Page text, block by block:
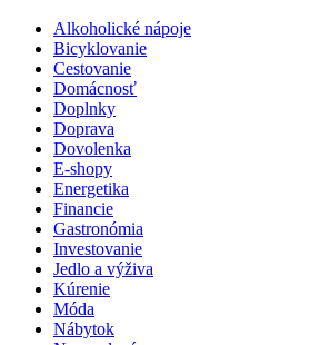
Alkoholické nápoje
Bicyklovanie
Cestovanie
Domácnosť
Doplnky
Doprava
Dovolenka
E-shopy
Energetika
Financie
Gastronómia
Investovanie
Jedlo a výživa
Kúrenie
Móda
Nábytok